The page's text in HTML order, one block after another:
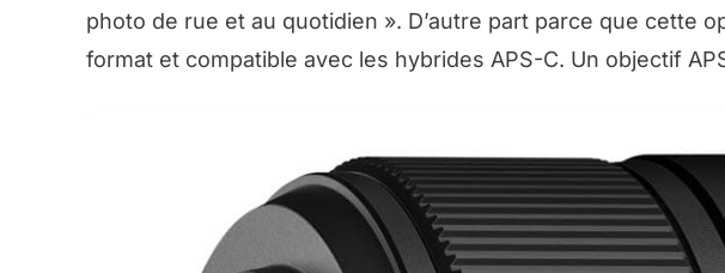
photo de rue et au quotidien ». D’autre part parce que cette
format et compatible avec les hybrides APS-C. Un objectif